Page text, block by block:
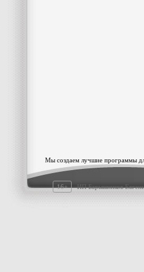
Мы создаем лучшие программы
16+ ИП Барышников